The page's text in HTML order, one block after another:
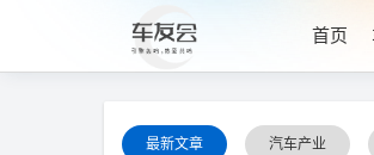
首页
最新文章 汽车产业